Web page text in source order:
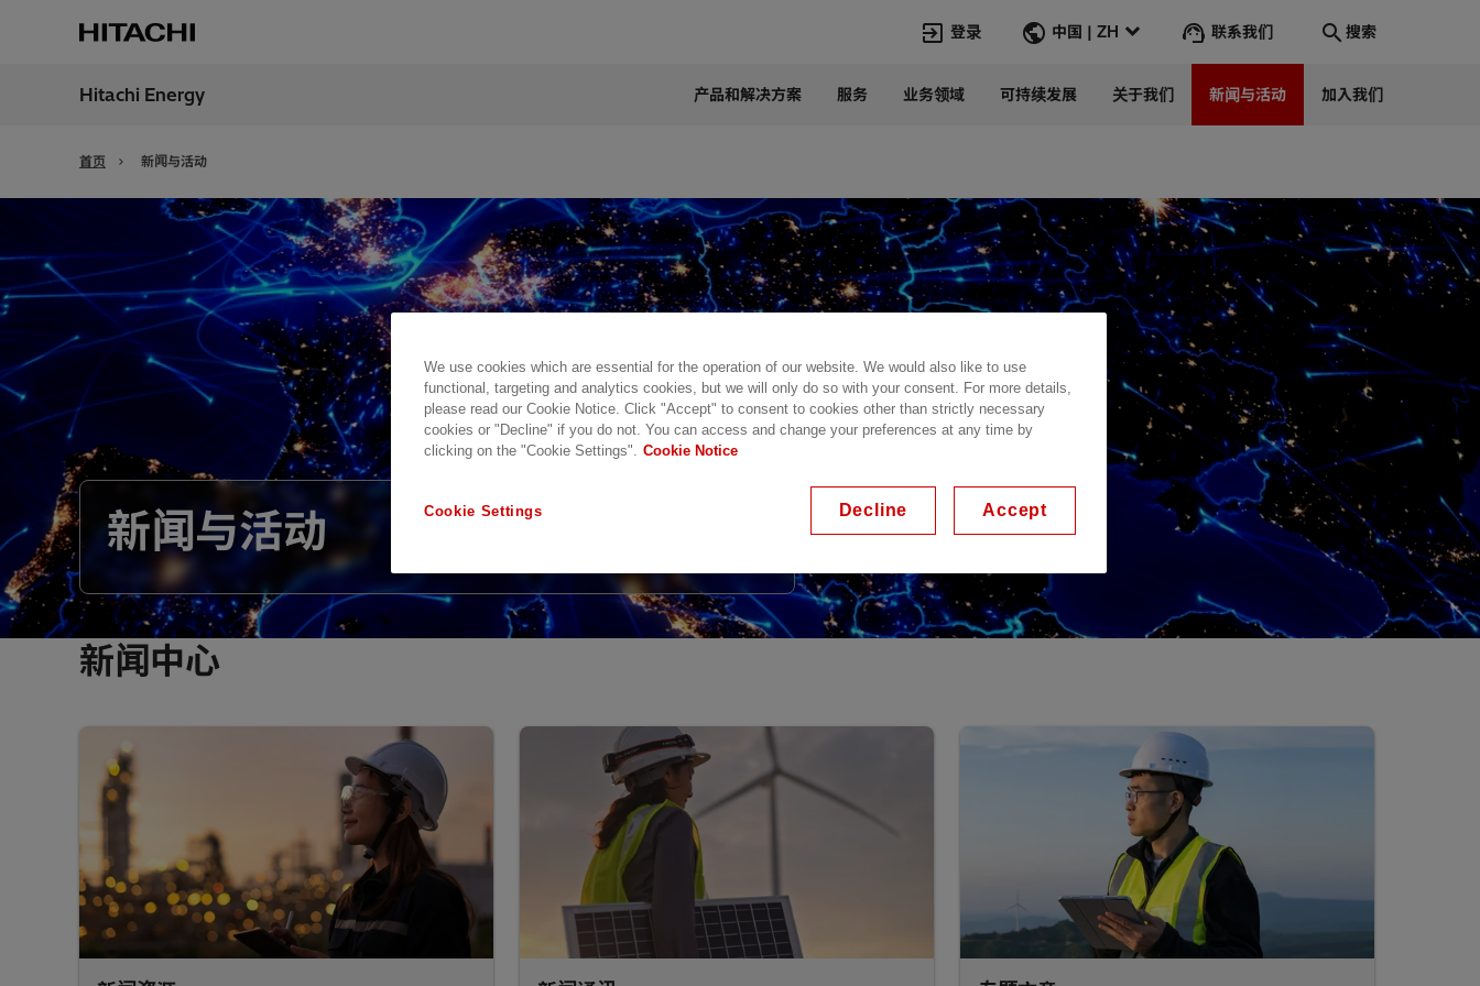
登录 中国 | ZH 联系我们 搜索
变压器
高压直流
开关设备
在华业务
新闻中心
产品和系统
联系我们
Hitachi Energy 产品和解决方案 服务 业务领域 可持续发展 关于我们 新闻与活动 加入我们
首页 新闻与活动
新闻与活动
新闻中心
We use cookies which are essential for the operation of our website. We would also like to use
functional, targeting and analytics cookies, but we will only do so with your consent. For more details,
please read our Cookie Notice. Click "Accept" to consent to cookies other than strictly necessary
cookies or "Decline" if you do not. You can access and change your preferences at any time by
clicking on the "Cookie Settings".
Cookie Notice
Cookie Settings Decline Accept